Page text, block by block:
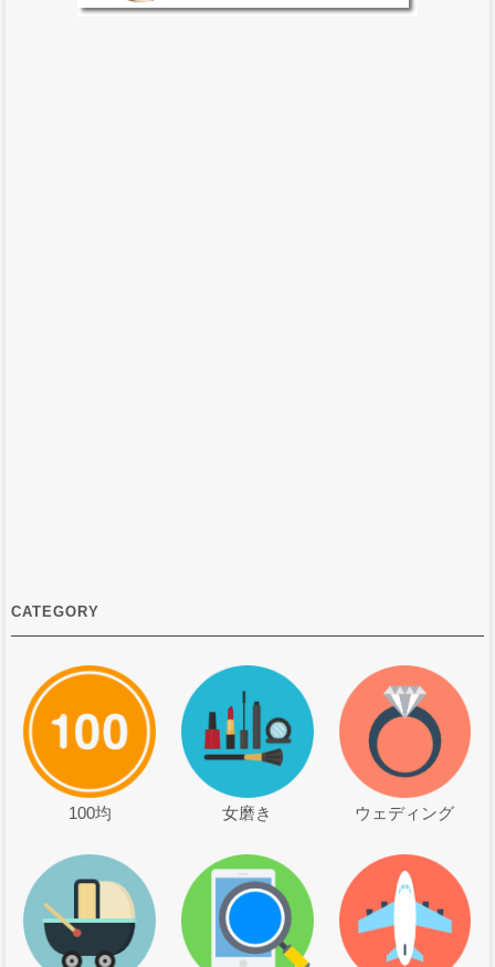
CATEGORY
100均 女磨き ウェディング